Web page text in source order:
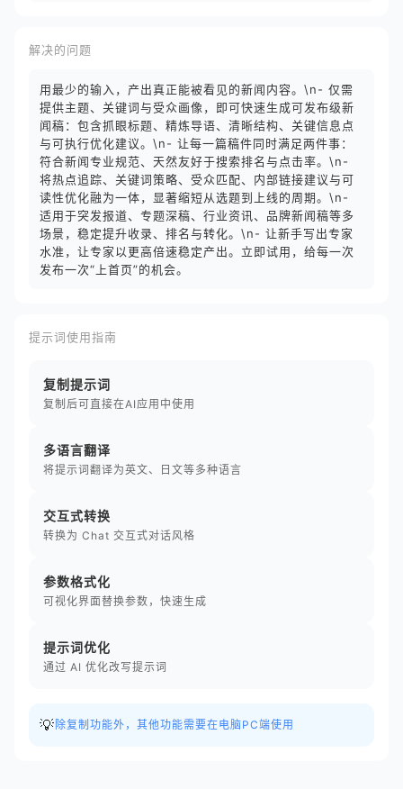
解决的问题
用最少的输入，产出真正能被看见的新闻内容。\n- 仅需
提供主题、关键词与受众画像，即可快速生成可发布级新
闻稿：包含抓眼标题、精炼导语、清晰结构、关键信息点
与可执行优化建议。\n- 让每一篇稿件同时满足两件事：
符合新闻专业规范、天然友好于搜索排名与点击率。\n-
将热点追踪、关键词策略、受众匹配、内部链接建议与可
读性优化融为一体，显著缩短从选题到上线的周期。\n-
适用于突发报道、专题深稿、行业资讯、品牌新闻稿等多
场景，稳定提升收录、排名与转化。\n- 让新手写出专家
水准，让专家以更高倍速稳定产出。立即试用，给每一次
发布一次“上首页”的机会。
提示词使用指南
复制提示词
复制后可直接在AI应用中使用
多语言翻译
将提示词翻译为英文、日文等多种语言
交互式转换
转换为 Chat 交互式对话风格
参数格式化
可视化界面替换参数，快速生成
提示词优化
通过 AI 优化改写提示词
💡 除复制功能外，其他功能需要在电脑PC端使用